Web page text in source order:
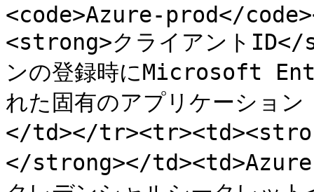
<code>Azure-prod</
<strong>クライアント
ンの登録時にMicrosoft
れた固有のアプリケーシ
</td></
</strong></td><td>Azure